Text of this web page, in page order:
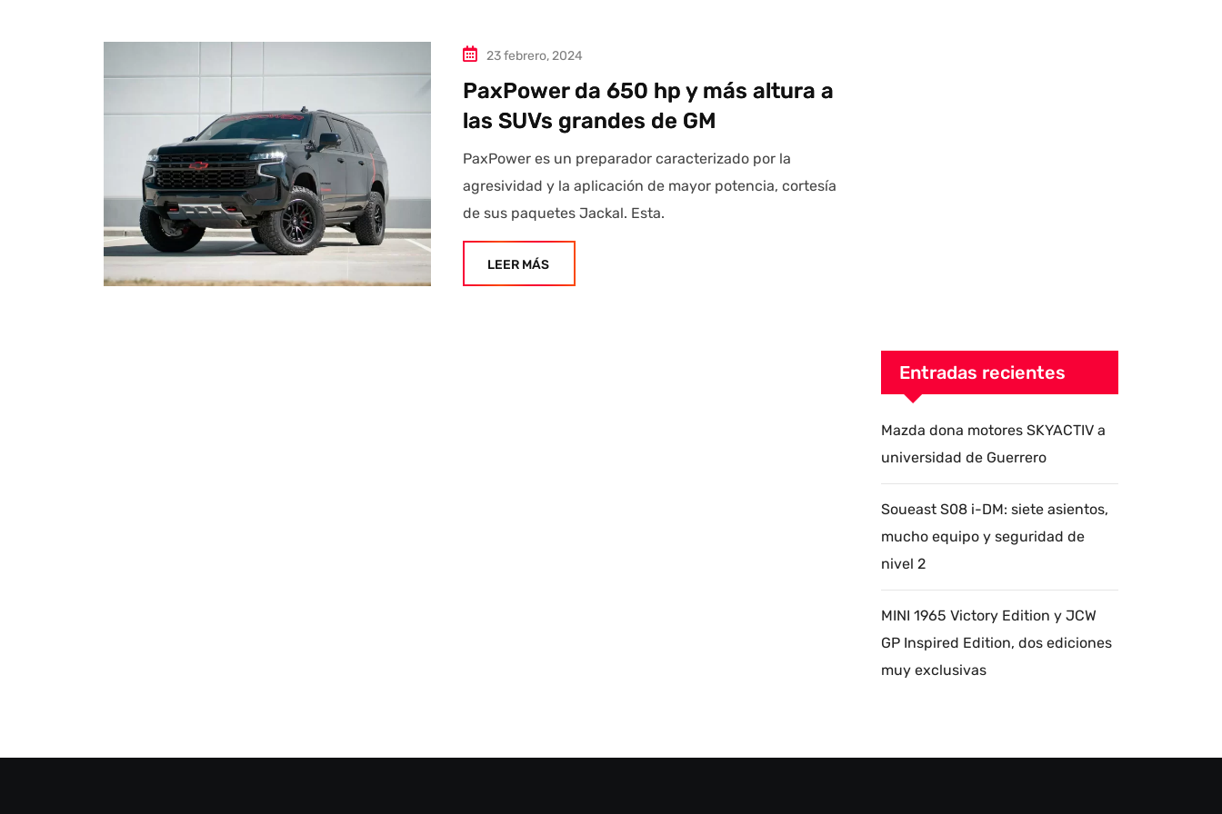
23 febrero, 2024
PaxPower da 650 hp y más altura a
las SUVs grandes de GM
PaxPower es un preparador caracterizado por la
agresividad y la aplicación de mayor potencia, cortesía
de sus paquetes Jackal. Esta.
LEER MÁS
Entradas recientes
Mazda dona motores SKYACTIV a
universidad de Guerrero
Soueast S08 i-DM: siete asientos,
mucho equipo y seguridad de
nivel 2
MINI 1965 Victory Edition y JCW
GP Inspired Edition, dos ediciones
muy exclusivas